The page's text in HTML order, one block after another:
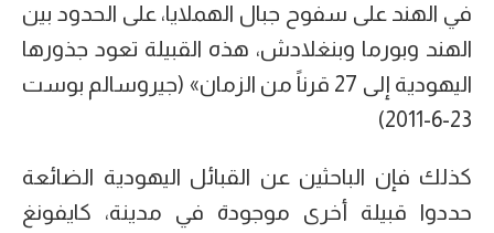
في الهند على سفوح جبال الهملايا، على الحدود بين
الهند وبورما وبنغلادش، هذه القبيلة تعود جذورها
اليهودية إلى 27 قرناً من الزمان» (جيروسالم بوست
23-6-2011)
كذلك فإن الباحثين عن القبائل اليهودية الضائعة
حددوا قبيلة أخرى موجودة في مدينة، كايفونغ